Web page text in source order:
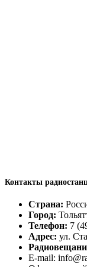
Контакты
Страна:
Город:
Телефон: 7
Адрес: ул.
E-mail: